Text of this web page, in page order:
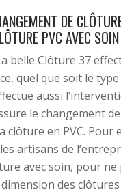
DE
PVC AVEC SOIN
belle Clôture 37
quel que soit le
aussi
le changement
clôture en PVC.
artisans de
avec soin, pour
des